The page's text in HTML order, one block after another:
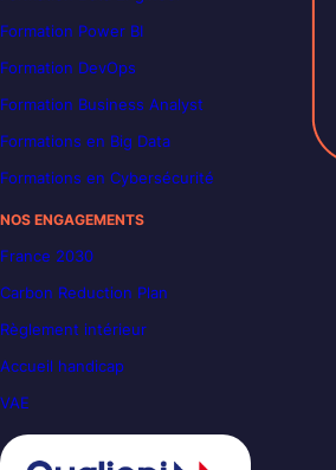
Formation Power BI
Formation DevOps
Formation Business Analyst
Formations en Big Data
Formations en Cybersécurité
NOS ENGAGEMENTS
France 2030
Carbon Reduction Plan
Règlement intérieur
Accueil handicap
VAE